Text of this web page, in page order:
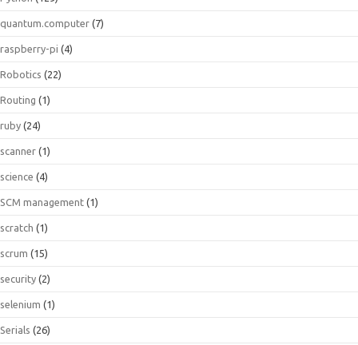
quantum.computer (7)
raspberry-pi (4)
Robotics (22)
Routing (1)
ruby (24)
scanner (1)
science (4)
SCM management (1)
scratch (1)
scrum (15)
security (2)
selenium (1)
Serials (26)